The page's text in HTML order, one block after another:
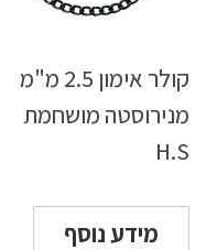
קולר אימון 2.5 מ"מ
מנירוסטה מושחמת
H.S
מידע נוסף